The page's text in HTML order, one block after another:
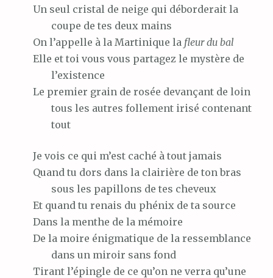
Un seul cristal de neige qui déborderait la
coupe de tes deux mains
On l’appelle à la Martinique la fleur du bal
Elle et toi vous vous partagez le mystère de
l’existence
Le premier grain de rosée devançant de loin
tous les autres follement irisé contenant
tout
Je vois ce qui m’est caché à tout jamais
Quand tu dors dans la clairière de ton bras
sous les papillons de tes cheveux
Et quand tu renais du phénix de ta source
Dans la menthe de la mémoire
De la moire énigmatique de la ressemblance
dans un miroir sans fond
Tirant l’épingle de ce qu’on ne verra qu’une